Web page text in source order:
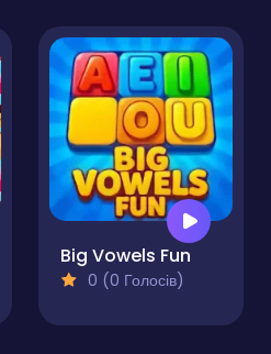
Big Vowels Fun
0 (0 Голосів)